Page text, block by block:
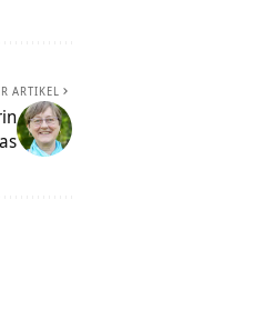
ARTIKEL